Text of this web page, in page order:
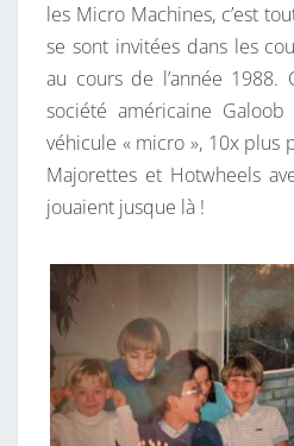
les Micro Machines, c’est
se sont invitées dans les
au cours de l’année 1988.
société américaine
véhicule « micro », 10x plus
Majorettes et Hotwheels
jouaient jusque là !